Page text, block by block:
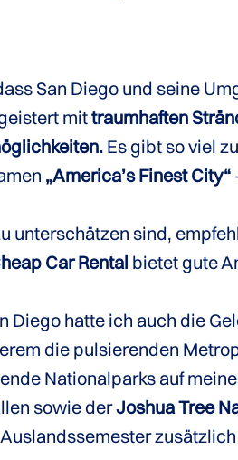
San Diego und seine
mittraumhaften
Es gibt so viel
„America’s Finest City“
unterschätzen sind,
Car Rental bietet gute
Diego hatte ich auch die
die pulsierenden
Nationalparks auf
sowie derJoshua Tree